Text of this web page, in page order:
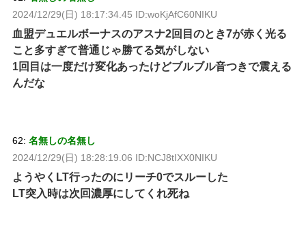
2024/12/29(日) 18:17:34.45 ID:woKjAfC60NIKU
血盟デュエルボーナスのアスナ2回目のとき7が赤く光る
こと多すぎて普通じゃ勝てる気がしない
1回目は一度だけ変化あったけどブルブル音つきで震える
んだな
62: 名無しの名無し
2024/12/29(日) 18:28:19.06 ID:NCJ8tIXX0NIKU
ようやくLT行ったのにリーチ0でスルーした
LT突入時は次回濃厚にしてくれ死ね